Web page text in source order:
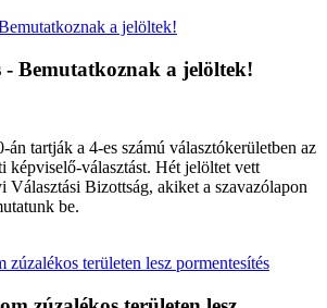
- Bemutatkoznak a jelöltek!
án tartják a 4-es számú választókerületben az
képviselő-választást. Hét jelöltet vett
Választási Bizottság, akiket a szavazólapon
be.